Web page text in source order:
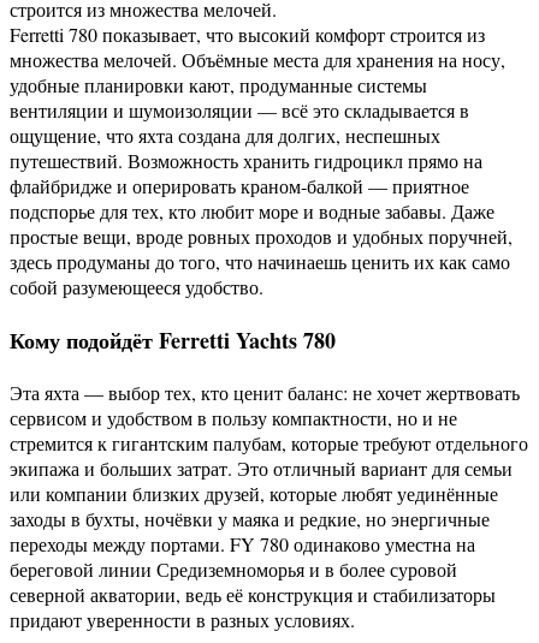
Ferretti 780 показывает, что высокий комфорт строится из
множества мелочей. Объёмные места для хранения на носу,
удобные планировки кают, продуманные системы
вентиляции и шумоизоляции — всё это складывается в
ощущение, что яхта создана для долгих, неспешных
путешествий. Возможность хранить гидроцикл прямо на
флайбридже и оперировать краном‑балкой — приятное
подспорье для тех, кто любит море и водные забавы. Даже
простые вещи, вроде ровных проходов и удобных поручней,
здесь продуманы до того, что начинаешь ценить их как само
собой разумеющееся удобство.
Кому подойдёт Ferretti Yachts 780
Эта яхта — выбор тех, кто ценит баланс: не хочет жертвовать
сервисом и удобством в пользу компактности, но и не
стремится к гигантским палубам, которые требуют отдельного
экипажа и больших затрат. Это отличный вариант для семьи
или компании близких друзей, которые любят уединённые
заходы в бухты, ночёвки у маяка и редкие, но энергичные
переходы между портами. FY 780 одинаково уместна на
береговой линии Средиземноморья и в более суровой
северной акватории, ведь её конструкция и стабилизаторы
придают уверенности в разных условиях.